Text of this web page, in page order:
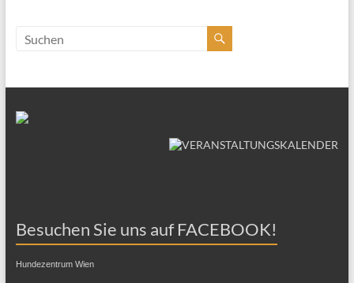
Besuchen Sie uns auf FACEBOOK!
Hundezentrum Wien